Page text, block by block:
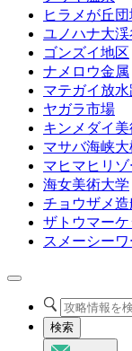
ヒラメが丘
ユノハナ大渓
ゴンズイ地区
ナメロウ金属
マテガイ放水
ヤガラ市場
キンメダイ
マサバ海峡大
マヒマヒリ
海女美術大学
チョウザメ造
ザトウマーケ
スメーシーワ
検索